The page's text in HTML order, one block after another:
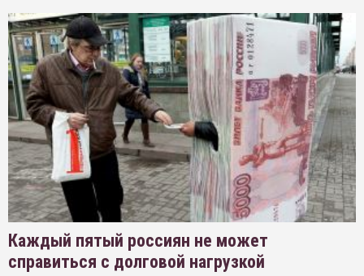
Каждый пятый россиян не может
справиться с долговой нагрузкой